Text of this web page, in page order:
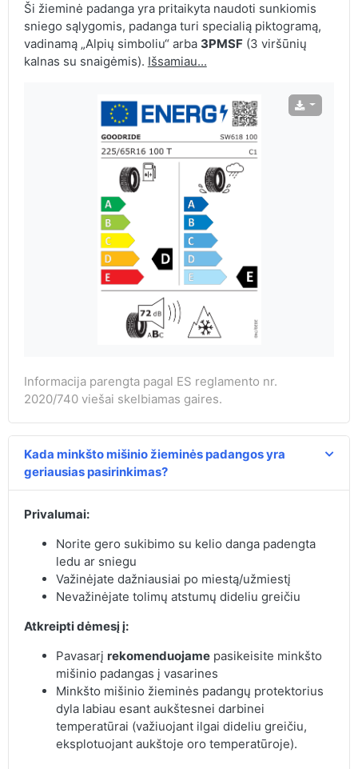
Ši žieminė padanga yra pritaikyta naudoti sunkiomis
sniego sąlygomis, padanga turi specialią piktogramą,
vadinamą „Alpių simboliu“ arba 3PMSF(3 viršūnių
kalnas su snaigėmis). Išsamiau...
Informacija parengta pagal ES reglamento nr.
2020/740 viešai skelbiamas gaires.
Kada minkšto mišinio žieminės padangos yra
geriausias pasirinkimas?
Privalumai:
Norite gero sukibimo su kelio danga padengta
ledu ar sniegu
Važinėjate dažniausiai po miestą/užmiestį
Nevažinėjate tolimų atstumų dideliu greičiu
Atkreipti dėmesį į:
Pavasarį rekomenduojamepasikeisite minkšto
mišinio padangas į vasarines
Minkšto mišinio žieminės padangų protektorius
dyla labiau esant aukštesnei darbinei
temperatūrai (važiuojant ilgai dideliu greičiu,
eksplotuojant aukštoje oro temperatūroje).